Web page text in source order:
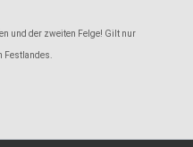
und der zweiten Felge! Gilt nur
Festlandes.